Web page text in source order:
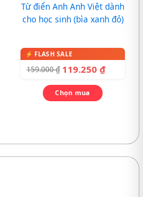
Từ điển Anh Anh Việt dành
cho học sinh (bìa xanh đỏ)
159.000₫ 119.250 ₫
Chọn mua